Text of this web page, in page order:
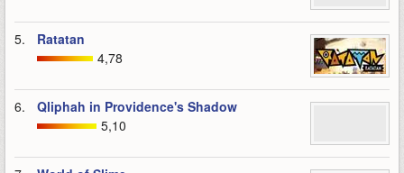
5.
Ratatan
4,78
6.
Qliphah in Providence's Shadow
5,10